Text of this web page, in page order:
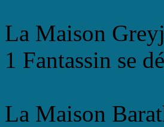
La Maison
1 Fantassin se
La Maison